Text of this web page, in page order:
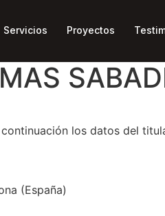
Servicios Proyectos
los datos del
(España)